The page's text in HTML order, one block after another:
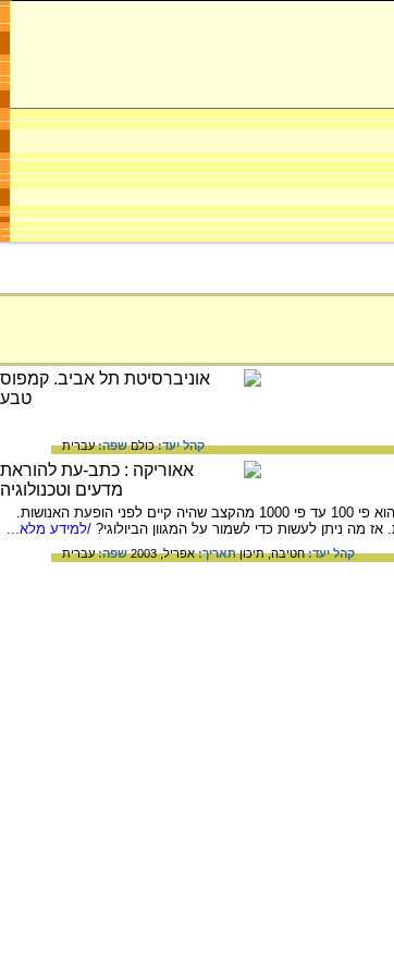
קהל יעד:כולםשפה:עברית
ביולוגים החוקרים את המגוון הביולוגי, רואים אותו נעלם אל מול עיניהם. מקובל כיום להניח שקצב ההכחדה הנוכחי של המינים הוא פי 100 עד פי 1000 מהקצב שהיה קיים לפני הופעת האנושות.
מה ניתן לעשות כדי לשמור על המגוון הביולוגי? /למידע מלא...
קהל יעד:חטיבה,תיכוןתאריך:אפריל, 2003 שפה:עברית